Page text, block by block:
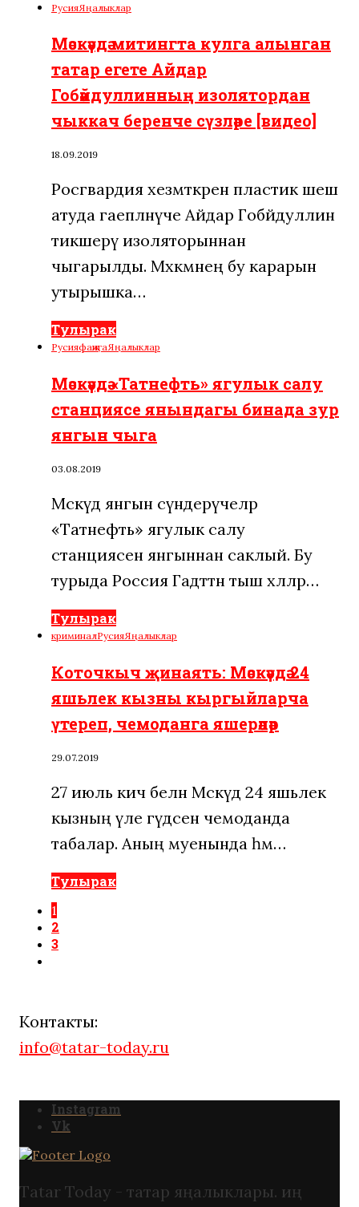
РусияЯңалыклар
Мәскәүдә митингта кулга алынган
татар егете Айдар
Гобәйдуллинның изолятордан
чыккач беренче сүзләре [видео]
18.09.2019
Росгвардия хезмәткәренә пластик шешә
атуда гаепләнүче Айдар Гобәйдуллин
тикшерү изоляторыннан
чыгарылды. Мәхкәмәнең бу карарын
утырышка…
Тулырак
РусияфаҗигаЯңалыклар
Мәскәүдә «Татнефть» ягулык салу
станциясе янындагы бинада зур
янгын чыга
03.08.2019
Мәскәүдә янгын сүндерүчеләр
«Татнефть» ягулык салу
станциясен янгыннан саклый. Бу
турыда Россия Гадәттән тыш хәлләр…
Тулырак
криминалРусияЯңалыклар
Коточкыч җинаять: Мәскәүдә 24
яшьлек кызны кыргыйларча
үтереп, чемоданга яшерәләр
29.07.2019
27 июль кич белән Мәскәүдә 24 яшьлек
кызның үле гәүдәсен чемоданда
табалар. Аның муенында һәм…
Тулырак
1
2
3
Контакты:
info@tatar-today.ru
Instagram
Vk
Tatar Today - татар яңалыклары. иң